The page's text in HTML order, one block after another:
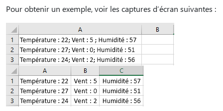
Pour obtenir un exemple, voir les captures d’écran suivantes :